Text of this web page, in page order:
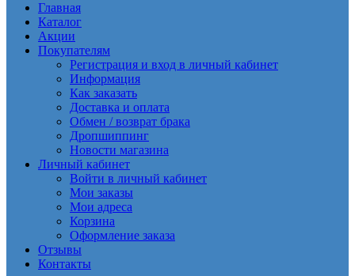
Главная
Каталог
Акции
Покупателям
Регистрация и вход в личный кабинет
Информация
Как заказать
Доставка и оплата
Обмен / возврат брака
Дропшиппинг
Новости магазина
Личный кабинет
Войти в личный кабинет
Мои заказы
Мои адреса
Корзина
Оформление заказа
Отзывы
Контакты